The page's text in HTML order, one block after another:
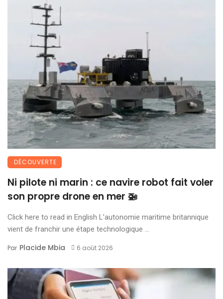
DÉCOUVERTE
Ni pilote ni marin : ce navire robot fait voler
son propre drone en mer 🚁
Click here to read in English L’autonomie maritime britannique
vient de franchir une étape technologique ...
Par Placide Mbia 6 août 2026